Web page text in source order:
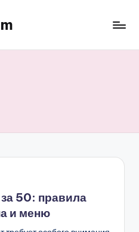
50: правила
и меню